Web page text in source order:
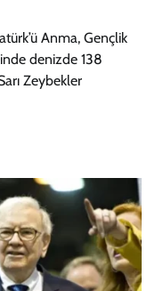
Anma, Gençlik
denizde 138
Zeybekler